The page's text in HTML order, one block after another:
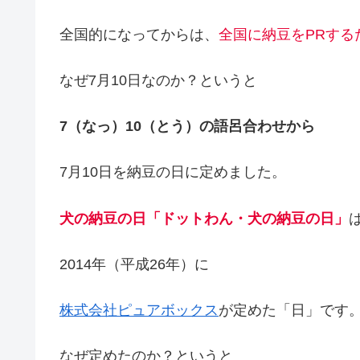
全国的になってからは、 全国に納豆をPRする
なぜ7月10日なのか？というと
7（なっ）10（とう）の語呂合わせから
7月10日を納豆の日に定めました。
犬の納豆の日「ドットわん・犬の納豆の日」
2014年（平成26年）に
株式会社ピュアボックス が定めた「日」です。
なぜ定めたのか？というと